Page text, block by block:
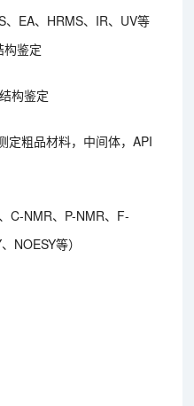
EA、HRMS、IR、UV等
构鉴定
构鉴定
定粗品材料，中间体，API
C-NMR、P-NMR、F-
NOESY等）